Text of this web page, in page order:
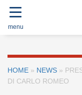
menu
HOME » NEWS »
DI CARLO ROMEO